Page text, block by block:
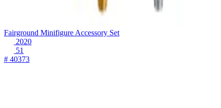
Fairground Minifigure Accessory Set
2020
51
# 40373